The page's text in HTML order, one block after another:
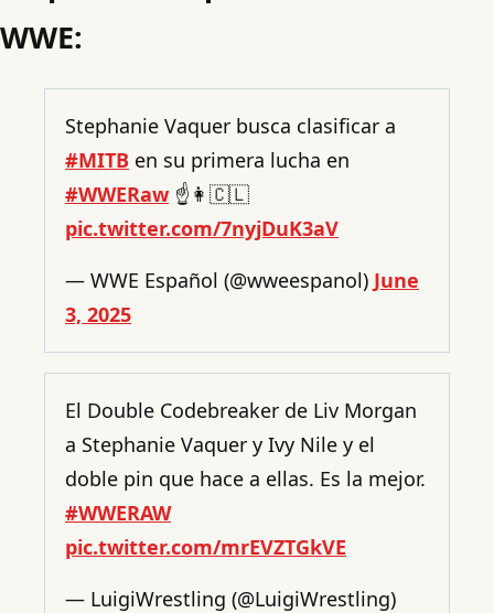
WWE:
Stephanie Vaquer busca clasificar a
#MITB en su primera lucha en
#WWERaw ☝️👩🇨🇱
pic.twitter.com/7nyjDuK3aV
— WWE Español (@wweespanol) June
3, 2025
El Double Codebreaker de Liv Morgan
a Stephanie Vaquer y Ivy Nile y el
doble pin que hace a ellas. Es la mejor.
#WWERAW
pic.twitter.com/mrEVZTGkVE
— LuigiWrestling (@LuigiWrestling)